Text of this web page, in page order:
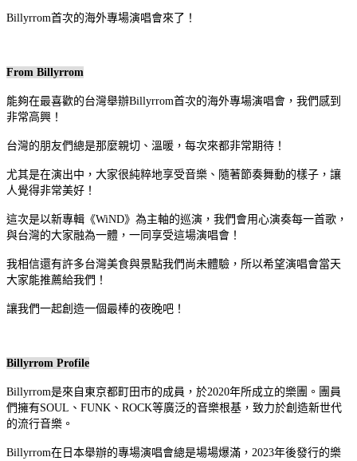
Billyrrom首次的海外專場演唱會來了！
From Billyrrom
能夠在最喜歡的台灣舉辦Billyrrom首次的海外專場演唱會，我們感到
非常高興！
台灣的朋友們總是那麼親切、溫暖，每次來都非常期待！
尤其是在演出中，大家很純粹地享受音樂、隨著節奏舞動的樣子，讓
人覺得非常美好！
這次是以新專輯《WiND》為主軸的巡演，我們會用心演奏每一首歌，
與台灣的大家融為一體，一同享受這場演唱會！
我相信還有許多台灣美食與景點我們尚未體驗，所以希望演唱會當天
大家能推薦給我們！
讓我們一起創造一個最棒的夜晚吧！
Billyrrom Profile
Billyrrom是來自東京都町田市的成員，於2020年所成立的樂團。團員
們擁有SOUL、FUNK、ROCK等廣泛的音樂根基，致力於創造新世代
的流行音樂。
Billyrrom在日本舉辦的專場演唱會總是場場爆滿，2023年後發行的樂